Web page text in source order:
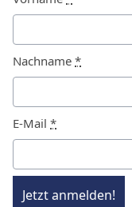
Nachname *
E-Mail *
Jetzt anmelden!